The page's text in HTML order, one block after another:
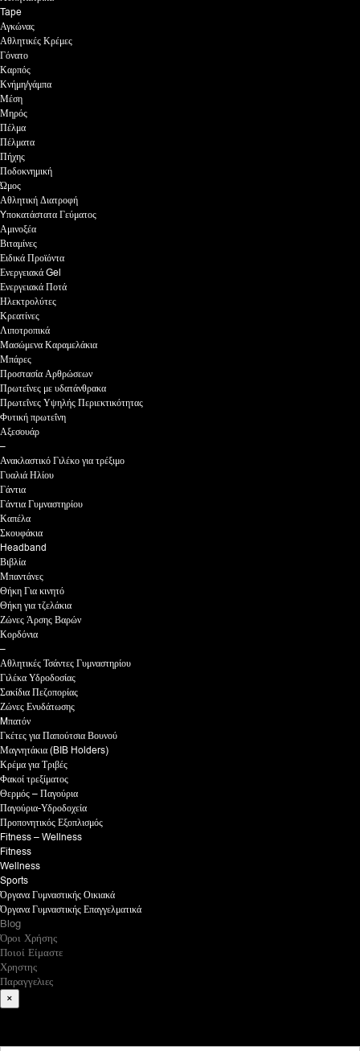
Tape
Αγκώνας
Αθλητικές Κρέμες
Γόνατο
Καρπός
Κνήμη/γάμπα
Μέση
Μηρός
Πέλμα
Πέλματα
Πήχης
Ποδοκνημική
Ώμος
Αθλητική Διατροφή
Yποκατάστατα Γεύματος
Αμινοξέα
Βιταμίνες
Ειδικά Προϊόντα
Ενεργειακά Gel
Ενεργειακά Ποτά
Ηλεκτρολύτες
Κρεατίνες
Λιποτροπικά
Μασώμενα Καραμελάκια
Μπάρες
Προστασία Αρθρώσεων
Πρωτεΐνες με υδατάνθρακα
Πρωτεΐνες Υψηλής Περιεκτικότητας
Φυτική πρωτεΐνη
Αξεσουάρ
–
Ανακλαστικό Γιλέκο για τρέξιμο
Γυαλιά Ηλίου
Γάντια
Γάντια Γυμναστηρίου
Καπέλα
Σκουφάκια
Headband
Βιβλία
Μπαντάνες
Θήκη Για κινητό
Θήκη για τζελάκια
Ζώνες Άρσης Βαρών
Κορδόνια
–
Αθλητικές Τσάντες Γυμναστηρίου
Γιλέκα Υδροδοσίας
Σακίδια Πεζοπορίας
Ζώνες Ενυδάτωσης
Mπατόν
Γκέτες για Παπούτσια Βουνού
Μαγνητάκια (BIB Holders)
Κρέμα για Τριβές
Φακοί τρεξίματος
Θερμός – Παγούρια
Παγούρια-Υδροδοχεία
Προπονητικός Εξοπλισμός
Fitness – Wellness
Fitness
Wellness
Sports
Όργανα Γυμναστικής Οικιακά
Όργανα Γυμναστικής Επαγγελματικά
Blog
Όροι Χρήσης
Ποιοί Είμαστε
Χρηστης
Παραγγελιες
×